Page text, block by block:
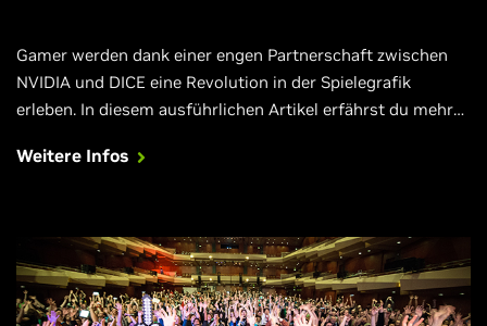
Gamer werden dank einer engen Partnerschaft zwischen
NVIDIA und DICE eine Revolution in der Spielegrafik
erleben. In diesem ausführlichen Artikel erfährst du mehr
dank GeForce RTX sogar noch besser aussieht.
Weitere Infos